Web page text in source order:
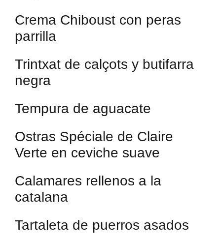
Crema Chiboust con peras
parrilla
Trintxat de calçots y butifarra
negra
Tempura de aguacate
Ostras Spéciale de Claire
Verte en ceviche suave
Calamares rellenos a la
catalana
Tartaleta de puerros asados